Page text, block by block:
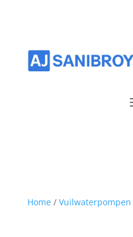
Home/ Vuilwaterpompen